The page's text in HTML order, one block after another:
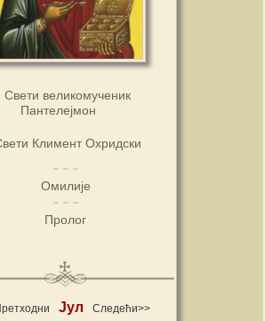
Свети великомученик
Пантелејмон
Климент Охридски
Омилије
Пролог
Јул Следећи>>